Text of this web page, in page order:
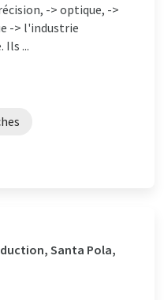
-> optique, ->
-> l'industrie
...
Santa Pola,